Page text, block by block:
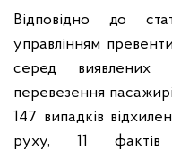
Відповідно до
управлінням
серед
перевезення
147 випадків
руху, 11 фактів